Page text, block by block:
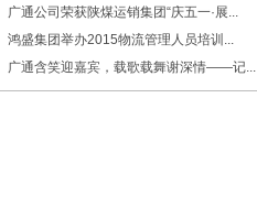
广通公司荣获陕煤运销集团“庆五一·展...
鸿盛集团举办2015物流管理人员培训...
广通含笑迎嘉宾，载歌载舞谢深情——记...